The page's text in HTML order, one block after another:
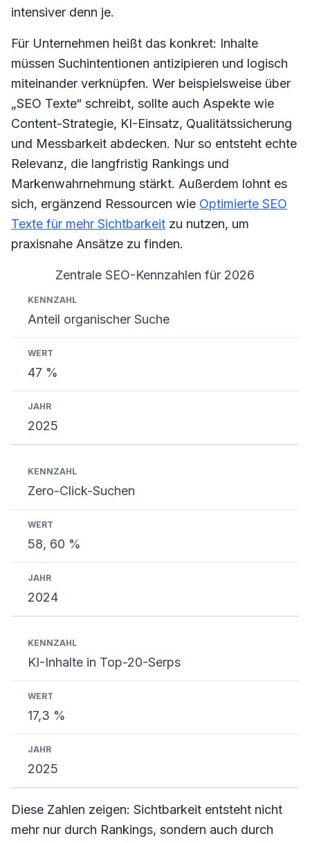
intensiver denn je.
Für Unternehmen heißt das konkret: Inhalte
müssen Suchintentionen antizipieren und logisch
miteinander verknüpfen. Wer beispielsweise über
„SEO Texte“ schreibt, sollte auch Aspekte wie
Content-Strategie, KI-Einsatz, Qualitätssicherung
und Messbarkeit abdecken. Nur so entsteht echte
Relevanz, die langfristig Rankings und
Markenwahrnehmung stärkt. Außerdem lohnt es
sich, ergänzend Ressourcen wie Optimierte SEO
Texte für mehr Sichtbarkeit zu nutzen, um
praxisnahe Ansätze zu finden.
Zentrale SEO-Kennzahlen für 2026
KennzahlWert
Anteil organischer Suche
47 %
2025
Zero-Click-Suchen
58, 60 %
2024
KI-Inhalte in Top-20-Serps
17,3 %
2025
Diese Zahlen zeigen: Sichtbarkeit entsteht nicht
mehr nur durch Rankings, sondern auch durch